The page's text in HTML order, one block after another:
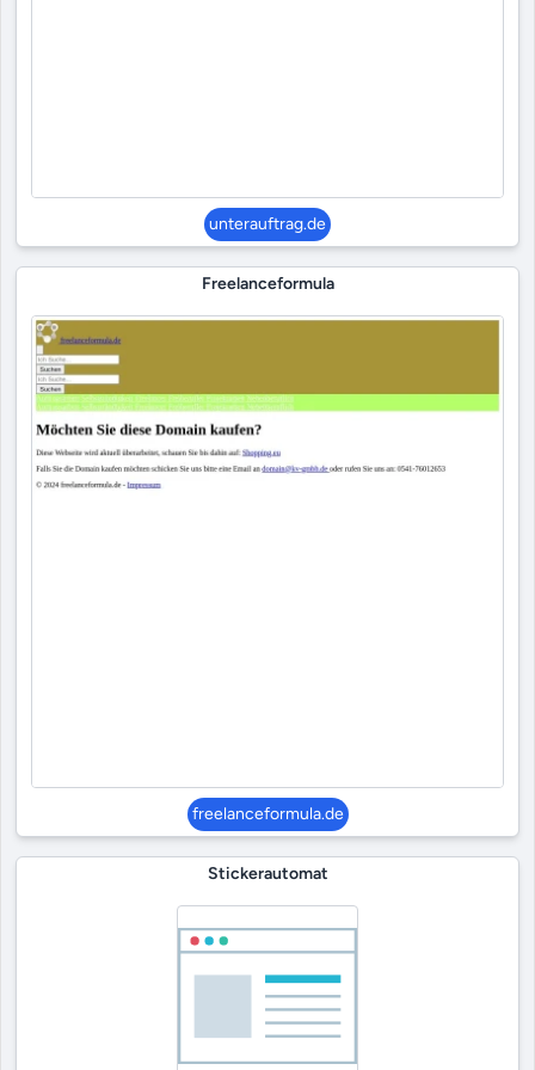
unterauftrag.de
Freelanceformula
freelanceformula.de
Stickerautomat